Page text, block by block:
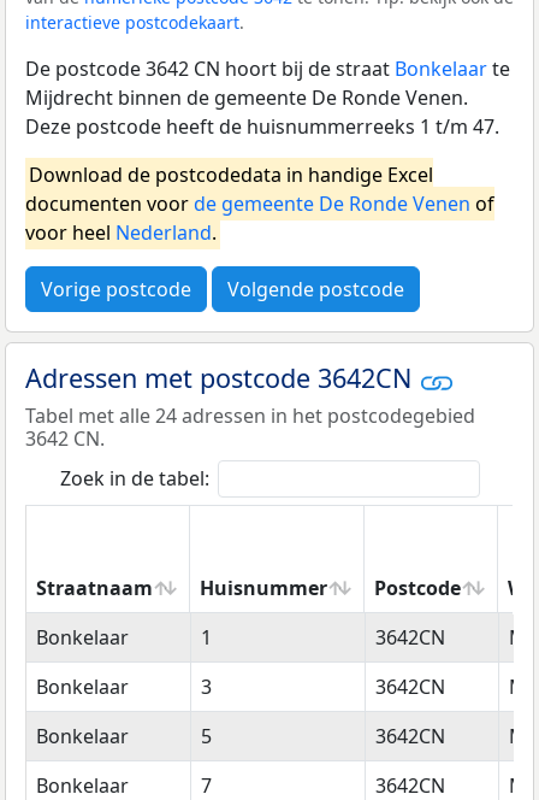
interactieve postcodekaart.
De postcode 3642 CN hoort bij de straat Bonkelaarte
Mijdrecht binnen de gemeente De Ronde Venen.
Deze postcode heeft de huisnummerreeks 1 t/m 47.
Download de postcodedata in handige Excel
documenten voorde gemeente De Ronde Venen of
voor heel Nederland.
Vorige postcode Volgende postcode
Adressen met postcode 3642CN
Tabel met alle 24 adressen in het postcodegebied
3642 CN.
Zoek in de tabel:
Straatnaam Huisnummer Postcode
Straatnaam
Huisnummer Postcode
Bonkelaar 1 3642CN
Bonkelaar
3 3642CN
Bonkelaar
5 3642CN
Bonkelaar
7 3642CN